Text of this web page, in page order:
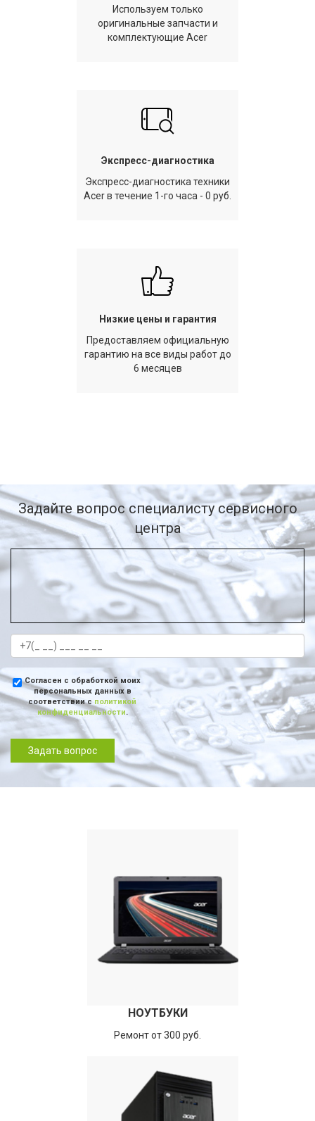
Используем только
оригинальные запчасти и
комплектующие Acer
Экспресс-диагностика
Экспресс-диагностика техники
Acer в течение 1-го часа - 0 руб.
Низкие цены и гарантия
Предоставляем официальную
гарантию на все виды работ до
6 месяцев
Задайте вопрос специалисту сервисного
центра
Согласен с обработкой моих
персональных данных в
соответствии с политикой
конфиденциальности.
Задать вопрос
НОУТБУКИ
Ремонт от 300 руб.